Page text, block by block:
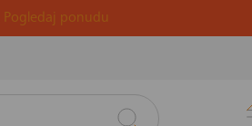
Pogledaj ponudu